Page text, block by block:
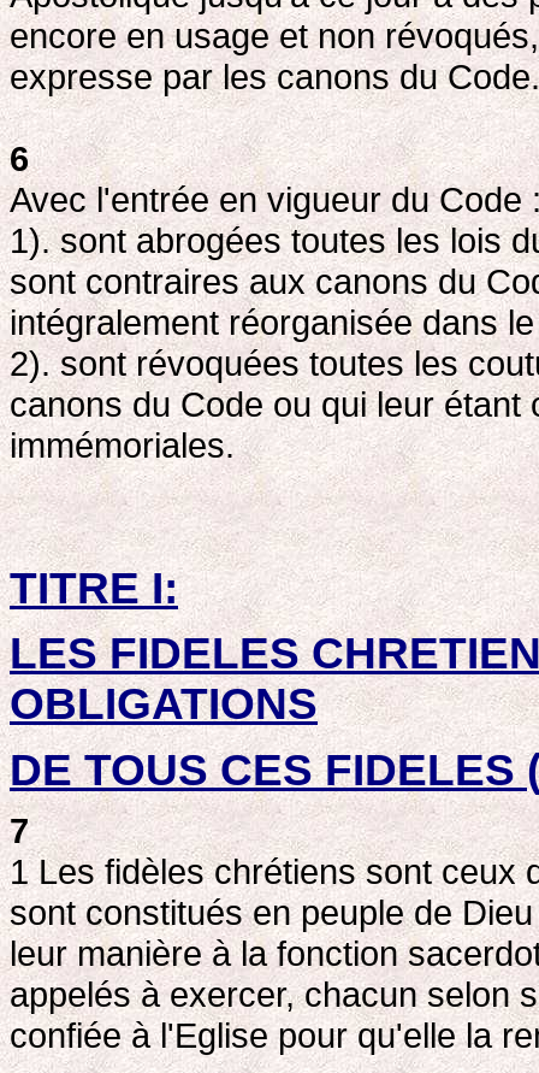
encore en usage et non
expresse par les canons du Code.
6
Avec l'entrée en vigueur du Code
1). sont abrogées toutes les lois
sont contraires aux canons du
intégralement réorganisée dans
2). sont révoquées toutes les
canons du Code ou qui leur
immémoriales.
TITRE I:
LES FIDELES
OBLIGATIONS
DE TOUS CES FIDELES
7
1 Les fidèles chrétiens sont ceux
sont constitués en peuple de
leur manière à la fonction
appelés à exercer, chacun selon
confiée à l'Eglise pour qu'elle la